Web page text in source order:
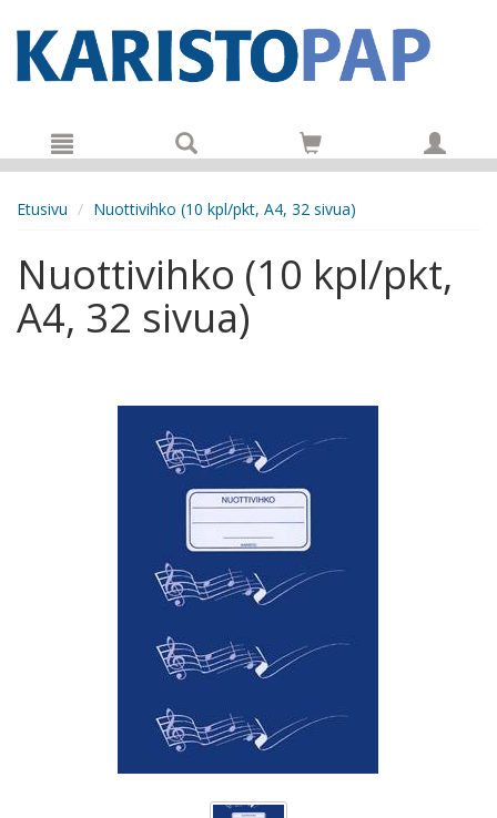
Etusivu Nuottivihko (10 kpl/pkt, A4, 32 sivua)
Nuottivihko (10 kpl/pkt,
A4, 32 sivua)